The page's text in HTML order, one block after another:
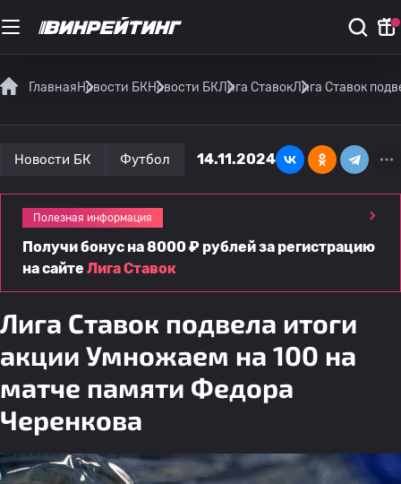
ГлавнаяНовости БКНовости БКЛига СтавокЛига Ставок
Новости БК Футбол 14.11.2024
Полезная информация
Получи бонус на 8000 ₽ рублей за регистрацию
на сайте Лига Ставок
Лига Ставок подвела итоги
акции Умножаем на 100 на
матче памяти Федора
Черенкова